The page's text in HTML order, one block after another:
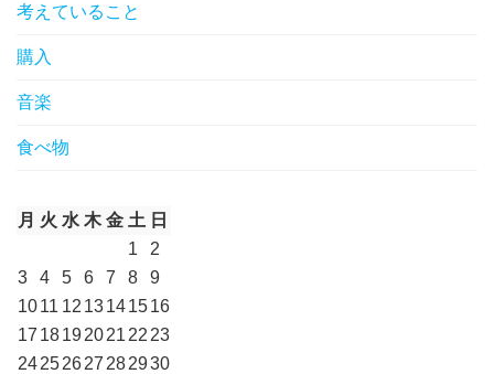
考えていること
購入
音楽
食べ物
月 火 水 木 金 土 日
1
2
3
4 5 6 7 8
9
1011 12 13141516
17 18192021 22 23
24252627 282930